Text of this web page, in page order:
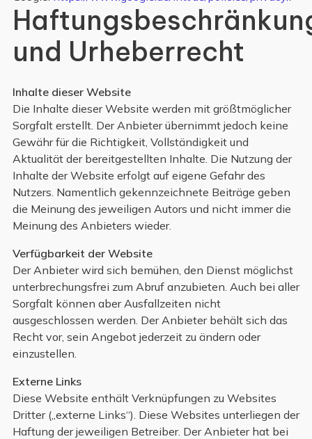
und Urheberrecht
Inhalte dieser Website
Die Inhalte dieser Website werden mit größtmöglicher
Sorgfalt erstellt. Der Anbieter übernimmt jedoch keine
Gewähr für die Richtigkeit, Vollständigkeit und
Aktualität der bereitgestellten Inhalte. Die Nutzung der
Inhalte der Website erfolgt auf eigene Gefahr des
Nutzers. Namentlich gekennzeichnete Beiträge geben
die Meinung des jeweiligen Autors und nicht immer die
Meinung des Anbieters wieder.
Verfügbarkeit der Website
Der Anbieter wird sich bemühen, den Dienst möglichst
unterbrechungsfrei zum Abruf anzubieten. Auch bei aller
Sorgfalt können aber Ausfallzeiten nicht
ausgeschlossen werden. Der Anbieter behält sich das
Recht vor, sein Angebot jederzeit zu ändern oder
einzustellen.
Externe Links
Diese Website enthält Verknüpfungen zu Websites
Dritter („externe Links“). Diese Websites unterliegen der
Haftung der jeweiligen Betreiber. Der Anbieter hat bei